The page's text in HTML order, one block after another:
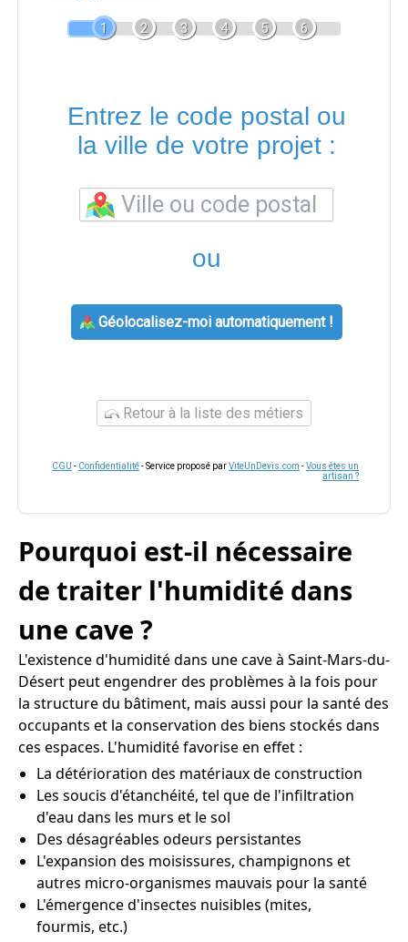
1 2 3 4 5 6
Entrez le code postal ou
la ville de votre projet :
ou
Géolocalisez-moi automatiquement !
Retour à la liste des métiers
CGU - Confidentialité- Service proposé parViteUnDevis.com -Vous êtes un
artisan ?
Pourquoi est-il nécessaire
de traiter l'humidité dans
une cave ?
L'existence d'humidité dans une cave à Saint-Mars-du-
Désert peut engendrer des problèmes à la fois pour
la structure du bâtiment, mais aussi pour la santé des
occupants et la conservation des biens stockés dans
ces espaces. L'humidité favorise en effet :
La détérioration des matériaux de construction
Les soucis d'étanchéité, tel que de l'infiltration
d'eau dans les murs et le sol
Des désagréables odeurs persistantes
L'expansion des moisissures, champignons et
autres micro-organismes mauvais pour la santé
L'émergence d'insectes nuisibles (mites,
fourmis, etc.)